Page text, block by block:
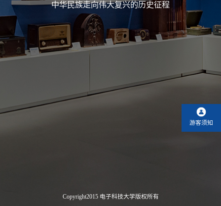
Copyright2015 电子科技大学版权所有
中华民族走向伟大复兴的历史征程
游客须知